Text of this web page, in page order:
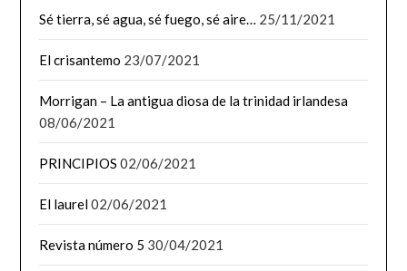
Sé tierra, sé agua, sé fuego, sé aire… 25/11/2021
El crisantemo 23/07/2021
Morrigan – La antigua diosa de la trinidad irlandesa
08/06/2021
PRINCIPIOS 02/06/2021
El laurel02/06/2021
Revista número 5 30/04/2021